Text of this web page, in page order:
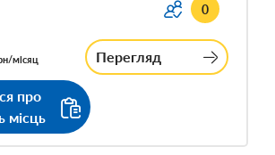
0
місяц Перегляд
про
місць